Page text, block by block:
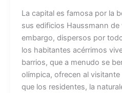
La capital es famosa por la
sus edificios Haussmann
embargo, dispersos por
los habitantes acérrimos
barrios, que a menudo se
olímpica, ofrecen al
que los residentes, la